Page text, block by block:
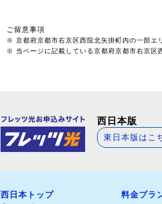
ご留意事項
※ 京都府京都市右京区西院北矢掛町内の一部エ
※ 当ページに記載している京都府京都市右京区
西日本版
東日本版はこ
西日本トップ
料金プラ